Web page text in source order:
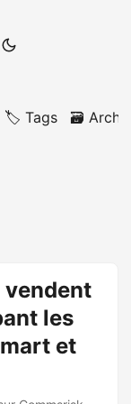
🏷️ Tags 🗃️
vendent
les
et